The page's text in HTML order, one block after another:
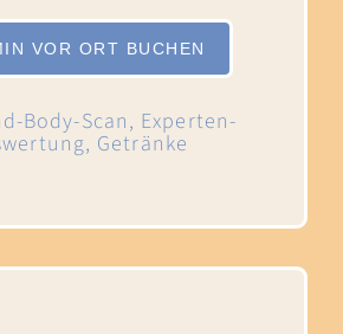
VOR ORT BUCHEN
Body-Scan, Experten-
Getränke